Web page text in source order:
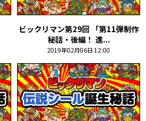
ビックリマン第29回 「第11弾制作
秘話・後編！ 進...
2019年02月06日 12:00